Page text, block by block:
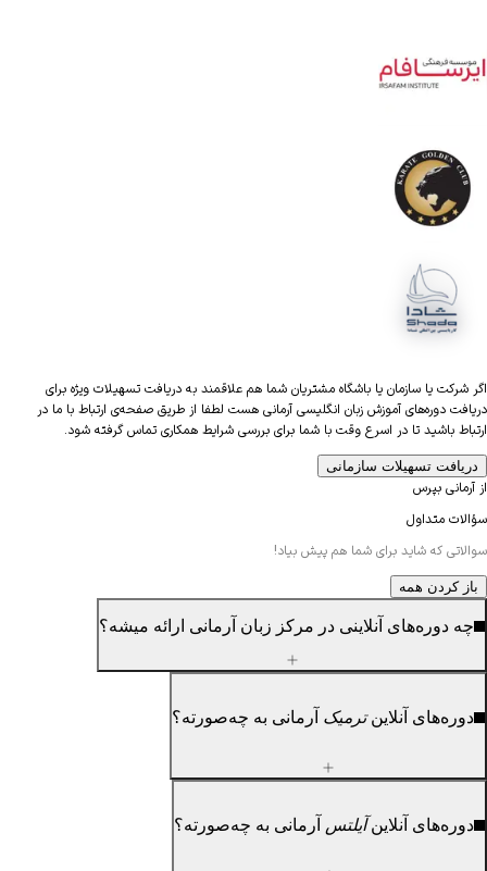
یا سازمان یا باشگاه مشتریان شما هم علاقمند به دریافت تسهیلات ویژه برای
دوره‌های آموزش زبان انگلیسی آرمانی هست لطفا از طریق صفحه‌ی ارتباط با ما در
باشید تا در اسرع وقت با شما برای بررسی شرایط همکاری تماس گرفته شود.
تسهیلات سازمانی
بپرس
متداول
که شاید برای شما هم پیش بیاد!
کردن همه
دوره‌های آنلاینی در مرکز زبان آرمانی ارائه میشه؟
آنلاینترمیکآرمانی به چه‌صورته؟
آنلاینآیلتسآرمانی به چه‌صورته؟